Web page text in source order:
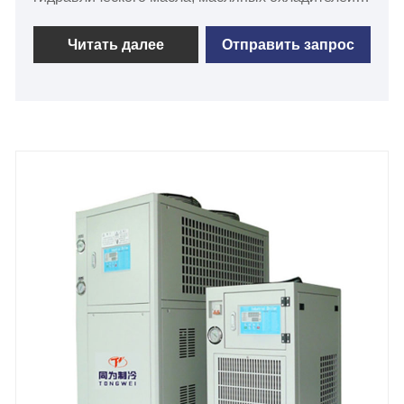
гидравлического охлаждения различной
охлаждающей мощности от 1 кВт до 20 кВт в
Нигерия, Саудовская Аравия, Египет, Дубай,
Испания, Италия и т. д. Промышленные
шпиндельные масляные охладители оснащены
пластинами из нержавеющей стали.
теплообменник, масляный бак и масляный насос.
Большинство промышленных охладителей
шпиндельного масла доступны для быстрой
доставки, и мы предлагаем отличную
послепродажную техническую поддержку, чтобы
Читать далее Отправить запрос